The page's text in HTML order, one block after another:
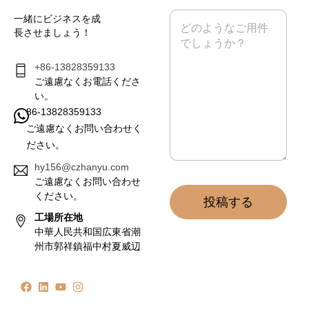
一緒にビジネスを成
長させましょう！
+86-13828359133
ご遠慮なくお電話くださ
い。
86-13828359133
ご遠慮なくお問い合わせく
ださい。
hy156@czhanyu.com
ご遠慮なくお問い合わせ
ください。
工場所在地
中華人民共和国広東省潮
州市郭祥鎮福中村夏威辺
ル
メ
投稿する